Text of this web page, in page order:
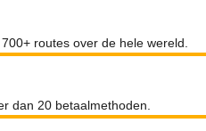
routes over de hele wereld.
dan 20 betaalmethoden.